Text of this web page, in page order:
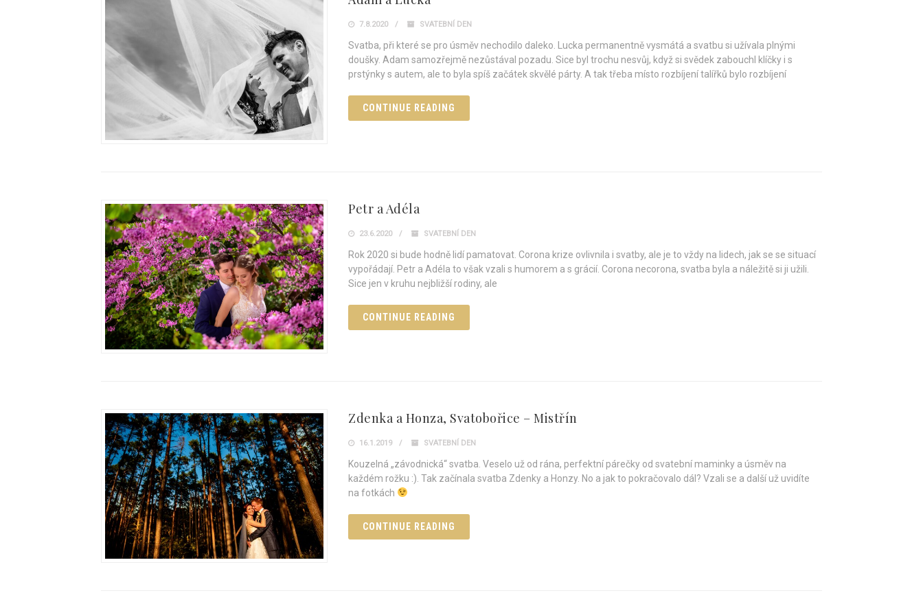
7.8.2020 SVATEBNÍ DEN
Svatba, při které se pro úsměv nechodilo daleko. Lucka permanentně vysmátá a svatbu si užívala plnými
doušky. Adam samozřejmě nezůstával pozadu. Sice byl trochu nesvůj, když si svědek zabouchl klíčky i s
prstýnky s autem, ale to byla spíš začátek skvělé párty. A tak třeba místo rozbíjení talířků bylo rozbíjení
CONTINUE READING
Petr a Adéla
23.6.2020 SVATEBNÍ DEN
Rok 2020 si bude hodně lidí pamatovat. Corona krize ovlivnila i svatby, ale je to vždy na lidech, jak se se situací
vypořádají. Petr a Adéla to však vzali s humorem a s grácií. Corona necorona, svatba byla a náležitě si ji užili.
Sice jen v kruhu nejbližší rodiny, ale
CONTINUE READING
Zdenka a Honza, Svatobořice – Mistřín
16.1.2019 SVATEBNÍ DEN
Kouzelná „závodnická“ svatba. Veselo už od rána, perfektní párečky od svatební maminky a úsměv na
každém rožku :). Tak začínala svatba Zdenky a Honzy. No a jak to pokračovalo dál? Vzali se a další už uvidíte
na fotkách
CONTINUE READING